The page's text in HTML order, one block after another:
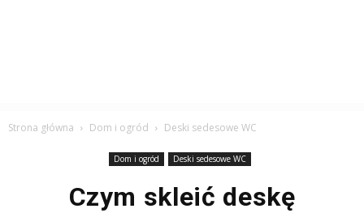
Strona główna Dom i ogród Deski sedesowe WC
Dom i ogród Deski sedesowe WC
Czym skleić deskę